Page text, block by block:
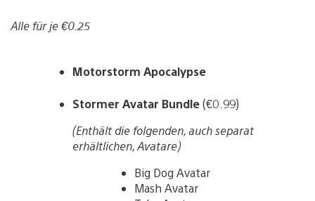
Alle für je €0.25
Motorstorm Apocalypse
Stormer Avatar Bundle(€0.99)
(Enthält die folgenden, auch separat
erhältlichen, Avatare)
Big Dog Avatar
Mash Avatar